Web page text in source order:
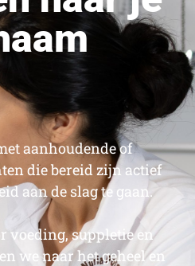
aanhoudende of
die bereid zijn actief
aan de slag te gaan.
voeding, suppletie en
we naar het geheel en